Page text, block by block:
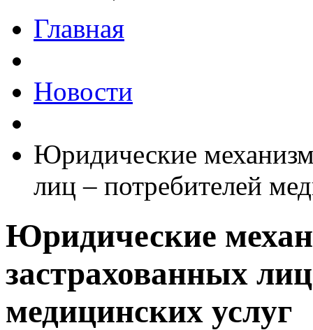
Главная
Новости
Юридические
лиц – потребителей
Юридические
застрахованных
медицинских услуг